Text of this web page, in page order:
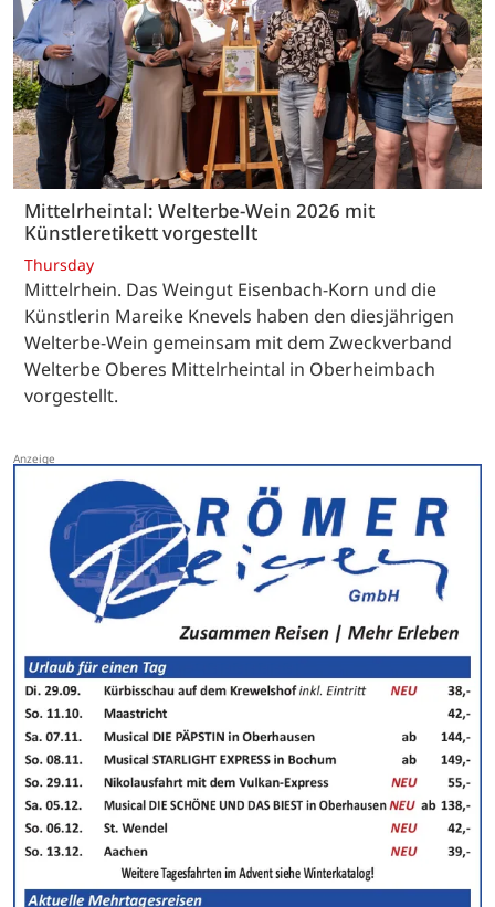
Mittelrheintal: Welterbe-Wein 2026 mit
Künstleretikett vorgestellt
Thursday
Mittelrhein. Das Weingut Eisenbach-Korn und die
Künstlerin Mareike Knevels haben den diesjährigen
Welterbe-Wein gemeinsam mit dem Zweckverband
Welterbe Oberes Mittelrheintal in Oberheimbach
vorgestellt.